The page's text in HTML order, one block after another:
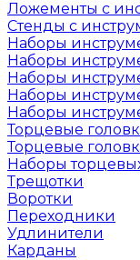
Ложементы с
Стенды с
Наборы
Наборы
Наборы
Наборы
Наборы
Торцевые
Торцевые
Наборы
Трещотки
Воротки
Переходники
Удлинители
Карданы